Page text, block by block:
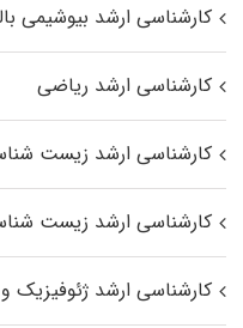
کارشناسی ارشد بیوشیمی
کارشناسی ارشد ریاضی
کارشناسی ارشد زیست‌
کارشناسی ارشد زیست‌
کارشناسی ارشد ژئوفیزیک